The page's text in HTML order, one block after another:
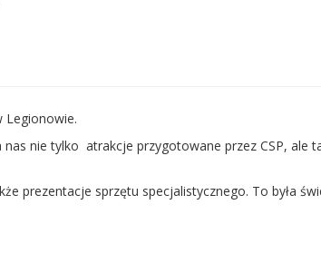
Legionowie.
nas nie tylko atrakcje przygotowane przez CSP, ale
prezentacje sprzętu specjalistycznego. To była